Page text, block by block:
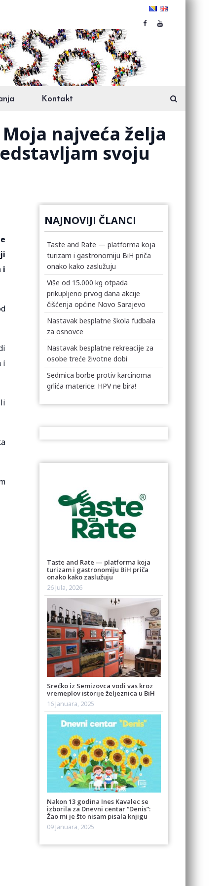
Kontakt
Moja najveća želja
svoju
i
i
NAJNOVIJI ČLANCI
Taste and Rate — platforma koja
turizam i gastronomiju BiH priča
onako kako zaslužuju
Više od 15.000 kg otpada
prikupljeno prvog dana akcije
čišćenja općine Novo Sarajevo
Nastavak besplatne škola fudbala
za osnovce
Nastavak besplatne rekreacije za
osobe treće životne dobi
Sedmica borbe protiv karcinoma
grlića materice: HPV ne bira!
Taste and Rate — platforma koja
turizam i gastronomiju BiH priča
onako kako zaslužuju
26 Jula, 2026
Srećko iz Semizovca vodi vas kroz
vremeplov istorije željeznica u BiH
16 Januara, 2025
Nakon 13 godina Ines Kavalec se
izborila za Dnevni centar “Denis”:
Žao mi je što nisam pisala knjigu
09 Januara, 2025